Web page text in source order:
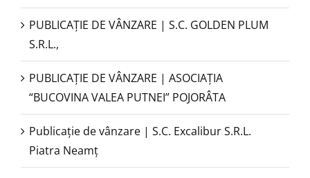
PUBLICAȚIE DE VÂNZARE | S.C. GOLDEN PLUM
S.R.L.,
PUBLICAŢIE DE VÂNZARE | ASOCIAȚIA
“BUCOVINA VALEA PUTNEI” POJORÂTA
Publicație de vânzare | S.C. Excalibur S.R.L.
Piatra Neamţ